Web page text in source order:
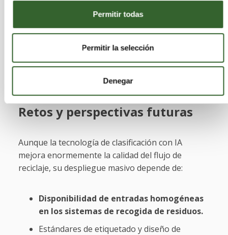
Permitir todas
Permitir la selección
Denegar
avance significativo hacia circuitos circulares
incrementar la calidad y cantidad de materiales
reciclados que pueden volver a la cadena
alimentaria, fortaleciendo la economía circular y
reduciendo la demanda de PET virgen.
Retos y perspectivas futuras
Aunque la tecnología de clasificación con IA
mejora enormemente la calidad del flujo de
reciclaje, su despliegue masivo depende de:
Disponibilidad de entradas homogéneas
en los sistemas de recogida de residuos.
Estándares de etiquetado y diseño de